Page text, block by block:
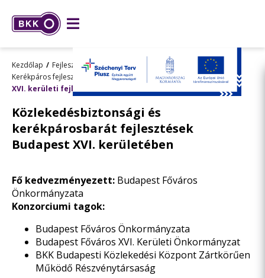
Kezdőlap Fejlesztések
Kiemelt fejlesztések
Kerékpáros fejlesztések
Kerületi kerékpáros fejlesztések
XVI. kerületi fejlesztések
Közlekedésbiztonsági és
kerékpárosbarát fejlesztések
Budapest XVI. kerületében
Fő kedvezményezett: Budapest Főváros
Önkormányzata
Konzorciumi tagok:
Budapest Főváros Önkormányzata
Budapest Főváros XVI. Kerületi Önkormányzat
BKK Budapesti Közlekedési Központ Zártkörűen
Működő Részvénytársaság